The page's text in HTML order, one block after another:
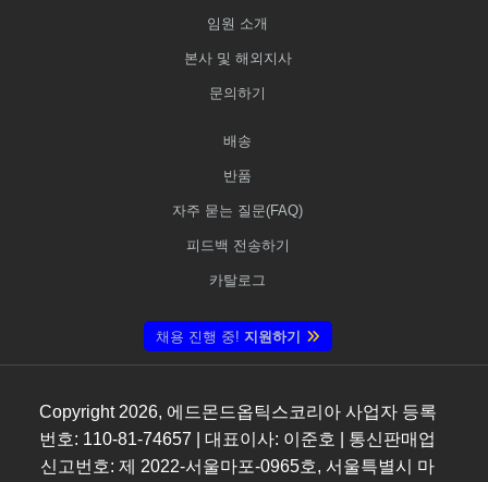
임원 소개
본사 및 해외지사
문의하기
배송
반품
자주 묻는 질문(FAQ)
피드백 전송하기
카탈로그
채용 진행 중! 지원하기
Copyright 2026, 에드몬드옵틱스코리아 사업자 등록
번호: 110-81-74657 | 대표이사: 이준호 | 통신판매업
신고번호: 제 2022-서울마포-0965호, 서울특별시 마